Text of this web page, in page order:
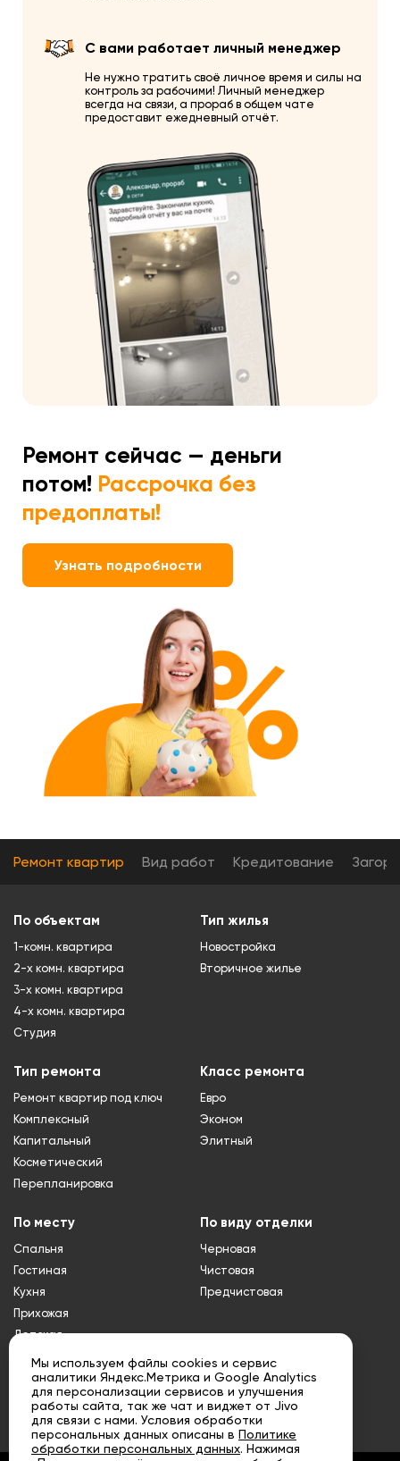
С вами работает личный менеджер
Не нужно тратить своё личное время и силы на
контроль за рабочими! Личный менеджер
всегда на связи, а прораб в общем чате
предоставит ежедневный отчёт.
Ремонт сейчас — деньги
потом! Рассрочка без
предоплаты!
Узнать подробности
Ремонт квартир Вид работ Кредитование
По объектам
1-комн. квартира
2-х комн. квартира
3-х комн. квартира
4-х комн. квартира
Студия
Тип жилья
Новостройка
Вторичное жилье
Тип ремонта
Ремонт квартир под ключ
Комплексный
Капитальный
Косметический
Перепланировка
Класс ремонта
Евро
Эконом
Элитный
По месту
Спальня
Гостиная
Кухня
Прихожая
Детская
Туалет
Ванная
Совмещенный
санузел
По виду отделки
Черновая
Чистовая
Предчистовая
Мы используем файлы cookies и сервис
аналитики Яндекс.Метрика и Google Analytics
для персонализации сервисов и улучшения
работы сайта, так же чат и виджет от Jivo
для связи с нами. Условия обработки
персональных данных описаны в Политике
обработки персональных данных. Нажимая